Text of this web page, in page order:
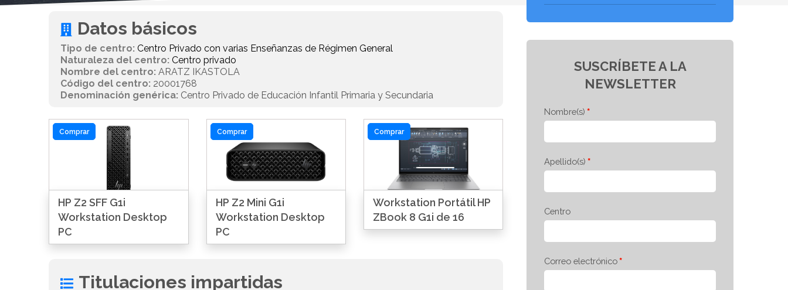
Datos básicos
Tipo de centro: Centro Privado con varias Enseñanzas de Régimen General
Naturaleza del centro: Centro privado
Nombre del centro: ARATZ IKASTOLA
Código del centro: 20001768
Denominación genérica: Centro Privado de Educación Infantil Primaria y Secundaria
Comprar
HP Z2 SFF G1i
Workstation Desktop
PC
Comprar
HP Z2 Mini G1i
Workstation Desktop
PC
Comprar
Workstation Portátil HP
ZBook 8 G1i de 16
Titulaciones impartidas
SUSCRÍBETE A LA
NEWSLETTER
Nombre(s)
Apellido(s)
Centro
Correo electrónico